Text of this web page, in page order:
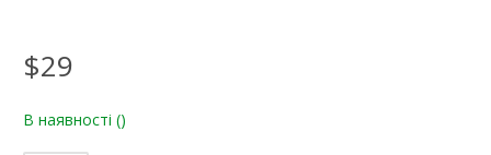
$29
В наявності ()